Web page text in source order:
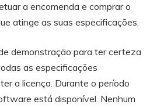
a encomenda e comprar o
atinge as suas especificações.
demonstração para ter certeza
as especificações
a licença. Durante o período
está disponível. Nenhum